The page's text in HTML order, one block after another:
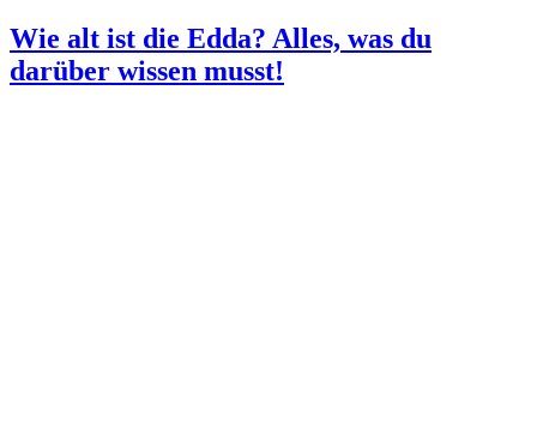
Wie alt ist die Edda? Alles, was du
darüber wissen musst!